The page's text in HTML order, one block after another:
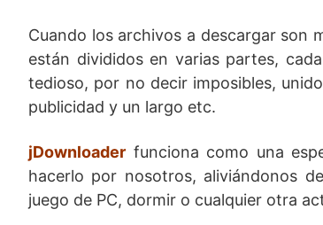
Cuando los archivos a descargar son
están divididos en varias partes,
tedioso, por no decir imposibles,
publicidad y un largo etc.
jDownloader funciona como una
hacerlo por nosotros, aliviándonos
juego de PC, dormir o cualquier otra